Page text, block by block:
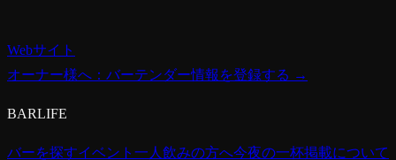
Webサイト
オーナー様へ：バーテンダー情報を登録する →
BARLIFE
バーを探すイベント 一人飲みの方へ今夜の一杯掲載について